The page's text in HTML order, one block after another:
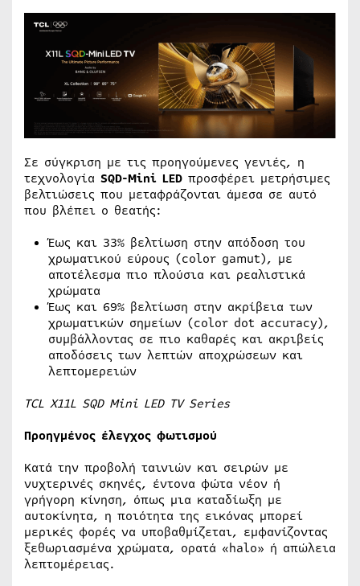
Σε σύγκριση με τις προηγούμενες γενιές, η
τεχνολογία SQD-Mini LED προσφέρει μετρήσιμες
βελτιώσεις που μεταφράζονται άμεσα σε αυτό
που βλέπει ο θεατής:
Έως και 33% βελτίωση στην απόδοση του
χρωματικού εύρους (color gamut), με
αποτέλεσμα πιο πλούσια και ρεαλιστικά
χρώματα
Έως και 69% βελτίωση στην ακρίβεια των
χρωματικών σημείων (color dot accuracy),
συμβάλλοντας σε πιο καθαρές και ακριβείς
αποδόσεις των λεπτών αποχρώσεων και
λεπτομερειών
TCL X11L SQD Mini LED TV Series
Προηγμένος έλεγχος φωτισμού
Κατά την προβολή ταινιών και σειρών με
νυχτερινές σκηνές, έντονα φώτα νέον ή
γρήγορη κίνηση, όπως μια καταδίωξη με
αυτοκίνητα, η ποιότητα της εικόνας μπορεί
μερικές φορές να υποβαθμίζεται, εμφανίζοντας
ξεθωριασμένα χρώματα, ορατά «halo» ή απώλεια
λεπτομέρειας.